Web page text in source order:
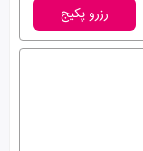
رزرو پکیج